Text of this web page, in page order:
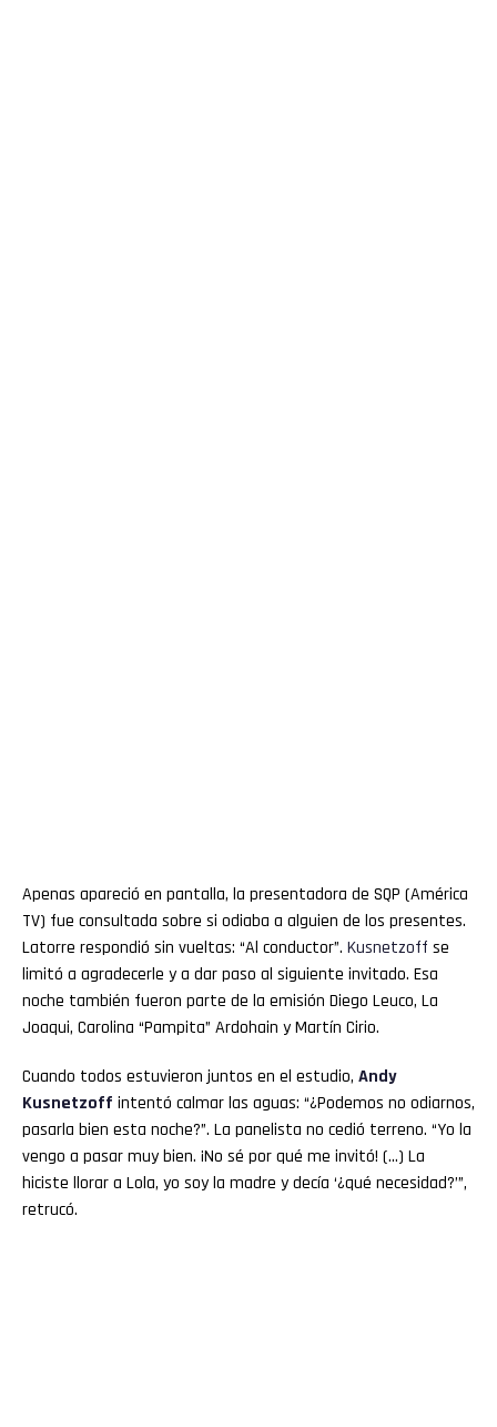
Apenas apareció en pantalla, la presentadora de SQP (América
TV) fue consultada sobre si odiaba a alguien de los presentes.
Latorre respondió sin vueltas: “Al conductor”. Kusnetzoff se
limitó a agradecerle y a dar paso al siguiente invitado. Esa
noche también fueron parte de la emisión Diego Leuco, La
Joaqui, Carolina “Pampita” Ardohain y Martín Cirio.
Cuando todos estuvieron juntos en el estudio, Andy
Kusnetzoff intentó calmar las aguas: “¿Podemos no odiarnos,
pasarla bien esta noche?”. La panelista no cedió terreno. “Yo la
vengo a pasar muy bien. ¡No sé por qué me invitó! (…) La
hiciste llorar a Lola, yo soy la madre y decía ‘¿qué necesidad?’”,
retrucó.